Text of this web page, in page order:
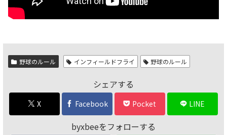
野球のルール インフィールドフライ 野球のルール
シェアする
X Facebook Pocket LINE
byxbeeをフォローする